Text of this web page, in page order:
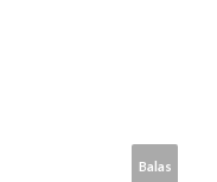
Balas